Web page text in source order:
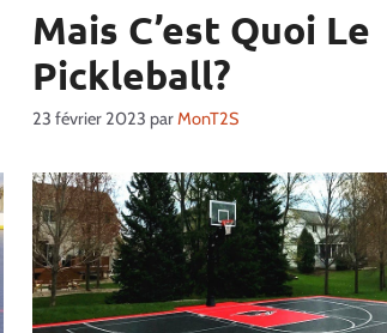
Mais C’est Quoi Le
Pickleball?
23 février 2023 parMonT2S